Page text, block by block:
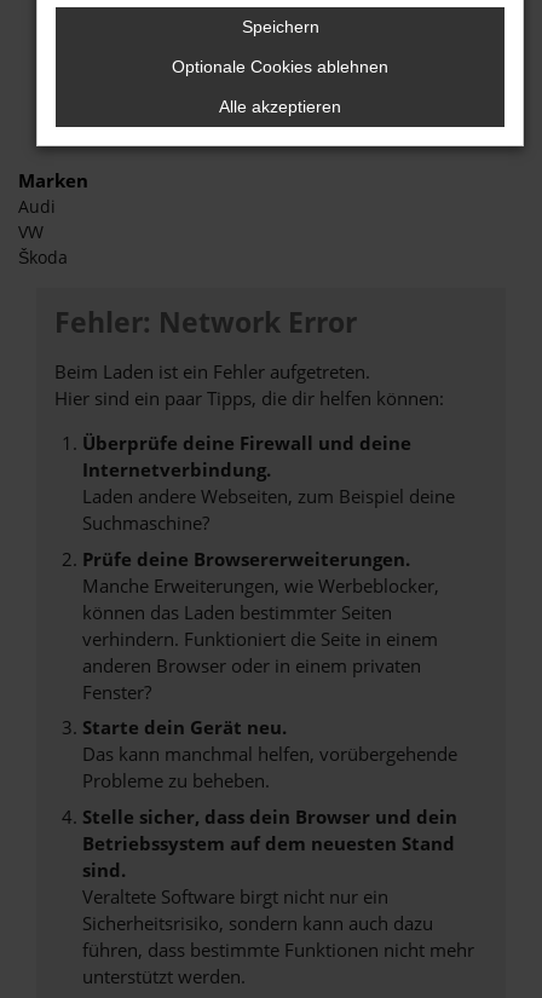
Marken
Audi
VW
Škoda
Fehler: Network Error
Beim Laden ist ein Fehler aufgetreten.
Hier sind ein paar Tipps, die dir helfen können:
Überprüfe deine Firewall und deine
Internetverbindung.
Laden andere Webseiten, zum Beispiel deine
Suchmaschine?
Prüfe deine Browsererweiterungen.
Manche Erweiterungen, wie Werbeblocker,
können das Laden bestimmter Seiten
verhindern. Funktioniert die Seite in einem
anderen Browser oder in einem privaten
Fenster?
Starte dein Gerät neu.
Das kann manchmal helfen, vorübergehende
Probleme zu beheben.
Stelle sicher, dass dein Browser und dein
Betriebssystem auf dem neuesten Stand
sind.
Veraltete Software birgt nicht nur ein
Sicherheitsrisiko, sondern kann auch dazu
führen, dass bestimmte Funktionen nicht mehr
unterstützt werden.
Speichern
Optionale Cookies ablehnen
Alle akzeptieren